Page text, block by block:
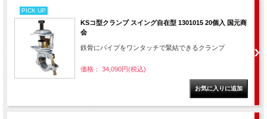
PICK UP
KSコ型クランプ スイング自在型 1301015 20個入 国元商
会
鉄骨にパイプをワンタッチで緊結できるクランプ
価格： 34,090円(税込)